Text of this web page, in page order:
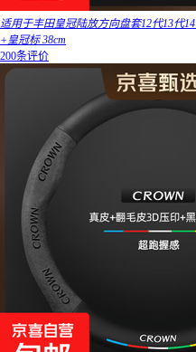
适用于丰田皇冠陆放方向盘套12代13代
+皇冠标 38cm
200条评价